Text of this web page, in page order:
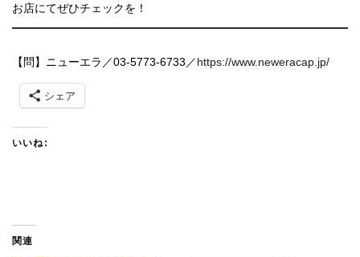
お店にてぜひチェックを！
【問】ニューエラ／03-5773-6733／https://www.neweracap.jp/
シェア
いいね:
関連